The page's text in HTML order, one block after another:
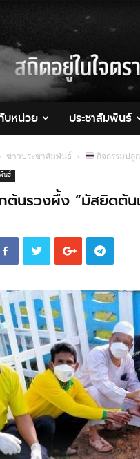
บหน่วย ประชาสัมพันธ์
ข่าวประชาสัมพันธ์ กิจกรรมปลู
นธ์
ต้นรวงผึ้ง “มัสยิดต้น